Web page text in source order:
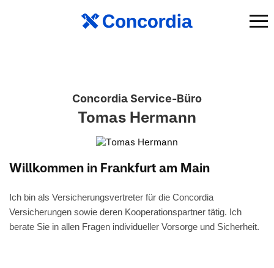
Concordia Service-Büro
Tomas Hermann
Willkommen in Frankfurt am Main
Ich bin als Versicherungsvertreter für die Concordia
Versicherungen sowie deren Kooperationspartner tätig. Ich
berate Sie in allen Fragen individueller Vorsorge und Sicherheit.